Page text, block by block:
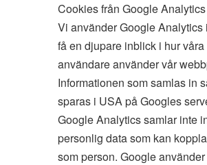
Cookies från Google Analytics
Vi använder Google Analytics
få en djupare inblick i hur våra
användare använder vår
Informationen som samlas in
sparas i USA på Googles
Google Analytics samlar inte
personlig data som kan
som person. Google